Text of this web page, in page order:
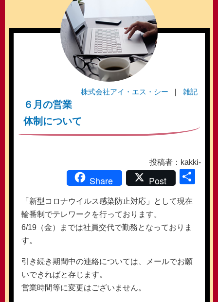
株式会社アイ・エス・シー 雑記
６月の営業
体制について
投稿者：kakki-
Share Post
「新型コロナウイルス感染防止対応」として現在
輪番制でテレワークを行っております。
6/19（金）までは社員交代で勤務となっておりま
す。
引き続き期間中の連絡については、メールでお願
いできればと存じます。
営業時間等に変更はございません。